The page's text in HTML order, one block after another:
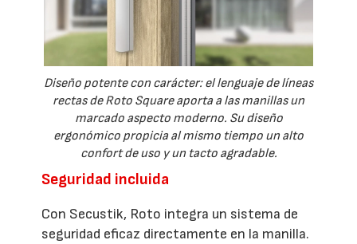
Diseño potente con carácter: el lenguaje de líneas
rectas de Roto Square aporta a las manillas un
marcado aspecto moderno. Su diseño
ergonómico propicia al mismo tiempo un alto
confort de uso y un tacto agradable.
Seguridad incluida
Con Secustik, Roto integra un sistema de
seguridad eficaz directamente en la manilla.